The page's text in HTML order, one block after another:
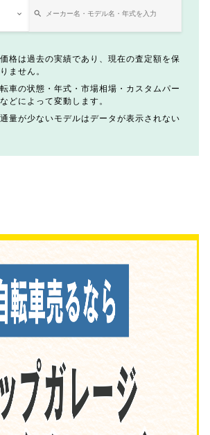
格は過去の実績であり、現在の査定額を保
ません。
車の状態・年式・市場相場・カスタムパー
どによって変動します。
量が少ないモデルはデータが表示されない